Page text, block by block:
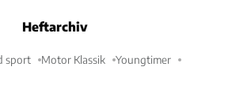
Heftarchiv
sport Motor Klassik Youngtimer